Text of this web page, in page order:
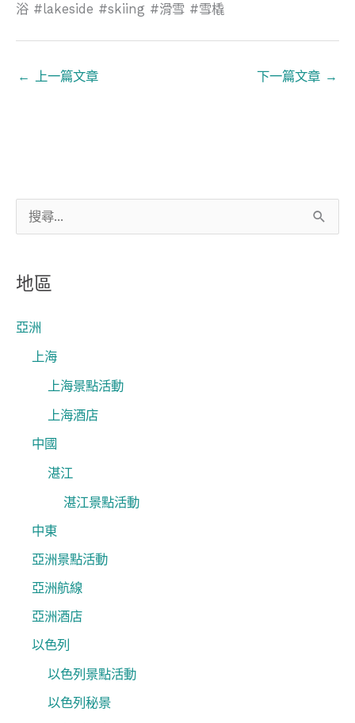
關
鍵
字
地區
亞洲
上海
上海景點活動
上海酒店
中國
湛江
湛江景點活動
中東
亞洲景點活動
亞洲航線
亞洲酒店
以色列
以色列景點活動
以色列秘景
浴 #lakeside #skiing #滑雪 #雪橇
← 上一篇文章 下一篇文章 →